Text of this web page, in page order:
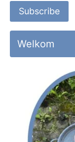
Subscribe
Welkom